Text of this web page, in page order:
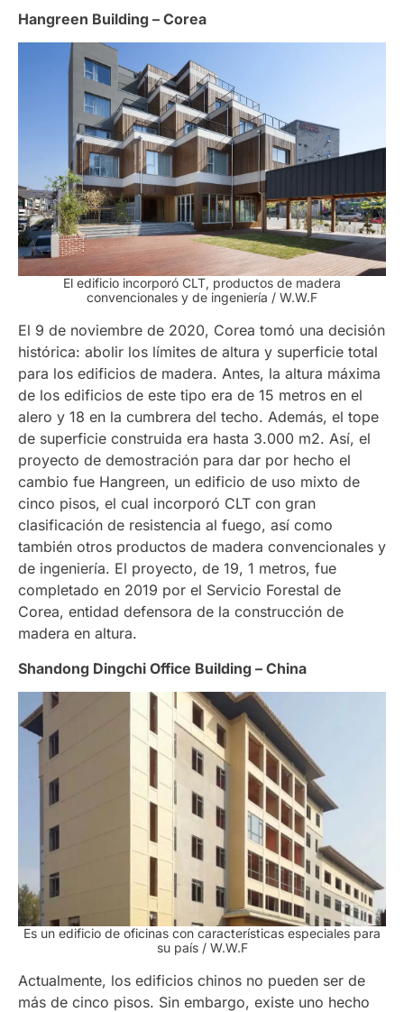
Hangreen Building – Corea
El edificio incorporó CLT, productos de madera
convencionales y de ingeniería / W.W.F
El 9 de noviembre de 2020, Corea tomó una decisión
histórica: abolir los límites de altura y superficie total
para los edificios de madera. Antes, la altura máxima
de los edificios de este tipo era de 15 metros en el
alero y 18 en la cumbrera del techo. Además, el tope
de superficie construida era hasta 3.000 m2. Así, el
proyecto de demostración para dar por hecho el
cambio fue Hangreen, un edificio de uso mixto de
cinco pisos, el cual incorporó CLT con gran
clasificación de resistencia al fuego, así como
también otros productos de madera convencionales y
de ingeniería. El proyecto, de 19, 1 metros, fue
completado en 2019 por el Servicio Forestal de
Corea, entidad defensora de la construcción de
madera en altura.
Shandong Dingchi Office Building – China
Es un edificio de oficinas con características especiales para
su país / W.W.F
Actualmente, los edificios chinos no pueden ser de
más de cinco pisos. Sin embargo, existe uno hecho